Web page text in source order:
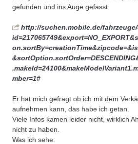
gefunden und ins Auge gefasst:
http://suchen.mobile.de/
mber=1#
Er hat mich gefragt ob ich mit dem
aufnehmen kann, das habe ich getan.
Viele Infos kamen leider nicht, wirklich
nicht zu haben.
Was ich sehe: